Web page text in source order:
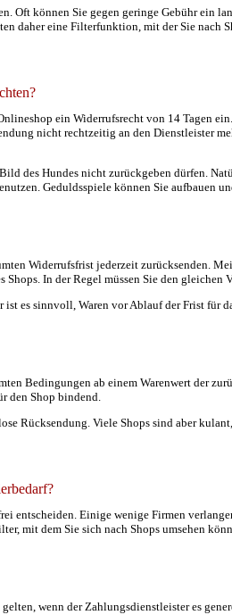
Oft können Sie gegen geringe Gebühr
daher eine Filterfunktion, mit der Sie
ein Widerrufsrecht von 14 Tagen
nicht rechtzeitig an den Dienstleister
des Hundes nicht zurückgeben dürfen.
Geduldsspiele können Sie aufbauen
Widerrufsfrist jederzeit zurücksenden.
In der Regel müssen Sie den
es sinnvoll, Waren vor Ablauf der Frist für
Bedingungen ab einem Warenwert der
den Shop bindend.
Rücksendung. Viele Shops sind aber
entscheiden. Einige wenige Firmen
mit dem Sie sich nach Shops umsehen
wenn der Zahlungsdienstleister es